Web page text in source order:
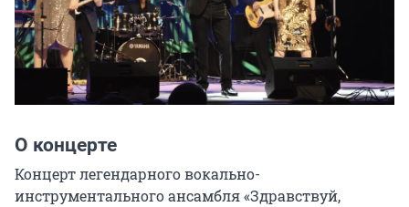
О концерте
Концерт легендарного вокально-
инструментального ансамбля «Здравствуй,